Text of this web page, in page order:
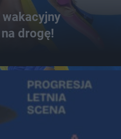
wakacyjny
drogę!